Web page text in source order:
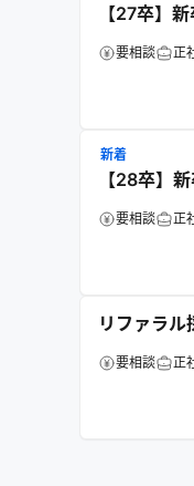
【27卒】
要相談 正
新着
【28卒】
要相談 正
リファラル
要相談 正